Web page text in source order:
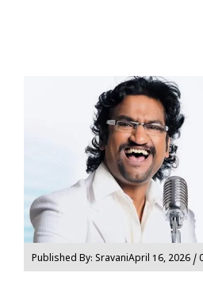
Published By: SravaniApril 16, 2026 /